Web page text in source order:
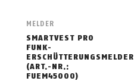
MELDER
SMARTVEST PRO
FUNK-
ERSCHÜTTERUNGSMELDER
(ART.-NR.:
FUEM45000)